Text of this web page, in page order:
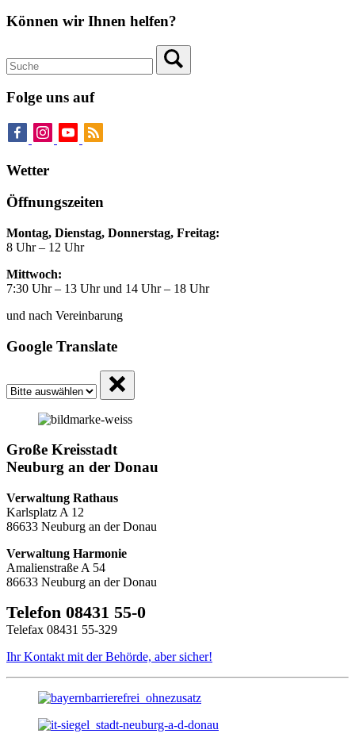
Können wir Ihnen helfen?
Folge uns auf
Wetter
Öffnungszeiten
Montag, Dienstag, Donnerstag, Freitag:
8 Uhr – 12 Uhr
Mittwoch:
7:30 Uhr – 13 Uhr und 14 Uhr – 18 Uhr
und nach Vereinbarung
Google Translate
Große Kreisstadt
Neuburg an der Donau
Verwaltung Rathaus
Karlsplatz A 12
86633 Neuburg an der Donau
Verwaltung Harmonie
Amalienstraße A 54
86633 Neuburg an der Donau
Telefon 08431 55-0
Telefax 08431 55-329
Ihr Kontakt mit der Behörde, aber sicher!